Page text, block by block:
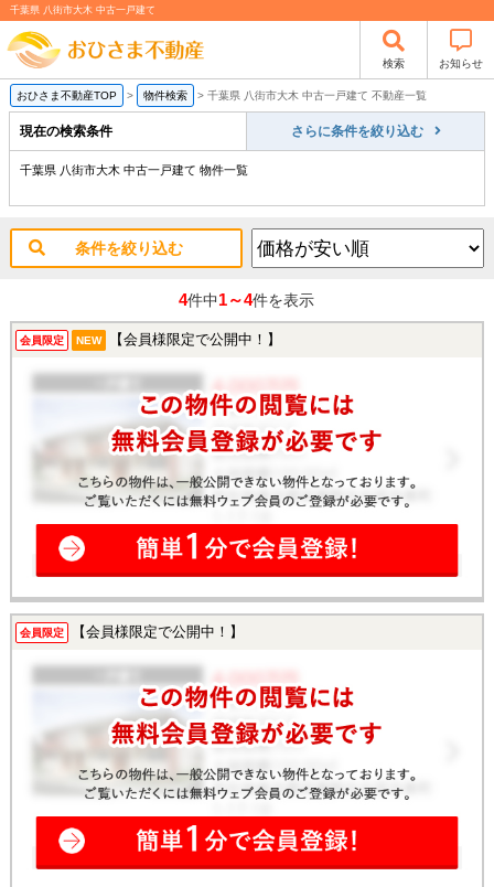
千葉県 八街市大木 中古一戸建て
検索 お知らせ
おひさま不動産TOP > 物件検索 > 千葉県 八街市大木 中古一戸建て 不動産一覧
現在の検索条件 さらに条件を絞り込む
千葉県 八街市大木 中古一戸建て 物件一覧
条件を絞り込む
4件中1～4件を表示
会員限定 NEW 【会員様限定で公開中！】
会員限定 【会員様限定で公開中！】